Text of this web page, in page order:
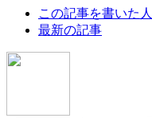
この記事を書いた人
最新の記事